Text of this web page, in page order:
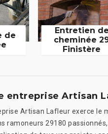
de
Entretien de
cheminée
Finistère
entreprise Artisan
Artisan Lafleur exerce le
ramoneurs 29180